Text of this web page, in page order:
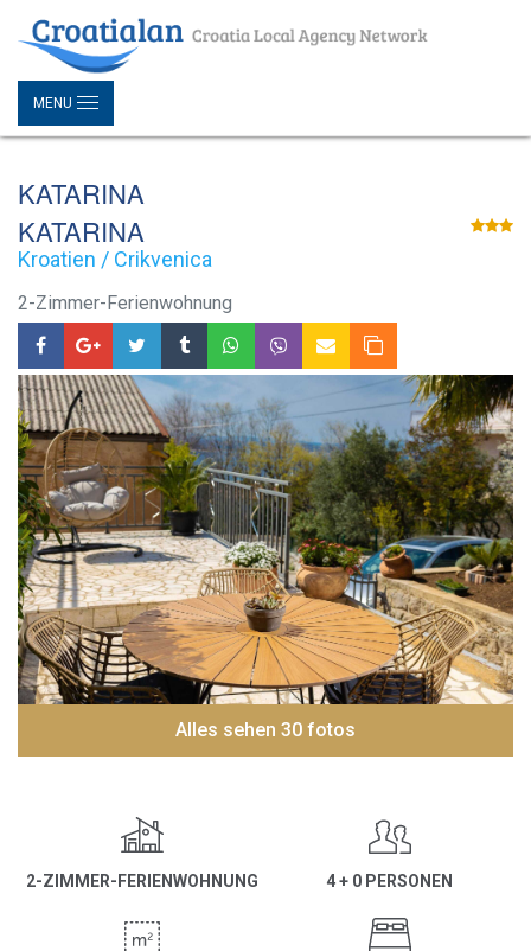
MENU
KATARINA
KATARINA
Kroatien / Crikvenica
2-Zimmer-Ferienwohnung
Alles sehen 30 fotos
2-ZIMMER-FERIENWOHNUNG 4 + 0 PERSONEN